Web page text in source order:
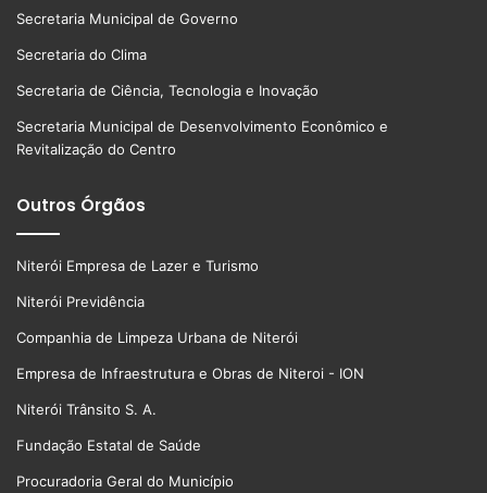
Secretaria Municipal de Governo
Secretaria do Clima
Secretaria de Ciência, Tecnologia e Inovação
Secretaria Municipal de Desenvolvimento Econômico e
Revitalização do Centro
Outros Órgãos
Niterói Empresa de Lazer e Turismo
Niterói Previdência
Companhia de Limpeza Urbana de Niterói
Empresa de Infraestrutura e Obras de Niteroi - ION
Niterói Trânsito S. A.
Fundação Estatal de Saúde
Procuradoria Geral do Município